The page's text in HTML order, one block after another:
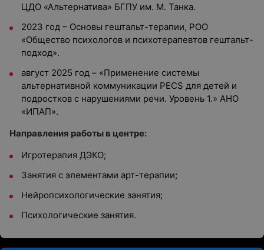
ЦДО «Альтернатива» БГПУ им. М. Танка.
2023 год – Основы гештальт-терапии, РОО
«Общество психологов и психотерапевтов гештальт-
подход».
август 2025 год – «Применение системы
альтернативной коммуникации PECS для детей и
подростков с нарушениями речи. Уровень 1.» АНО
«ИПАП».
Направления работы в центре:
Игротерапия ДЭКО;
Занятия с элементами арт-терапии;
Нейропсихологические занятия;
Психологические занятия.